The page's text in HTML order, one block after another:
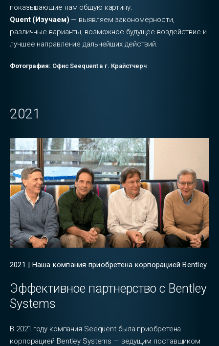
показывающие нам общую картину.
Quent (Изучаем) — выявляем закономерности,
различные варианты, возможное будущее воздействие и
лучшее направление дальнейших действий.
Фотография: Офис Seequent в г. Крайстчерч
2021
2021 | Наша компания приобретена корпорацией Bentley
Эффективное партнерство с Bentley
Systems
В 2021 году компания Seequent была приобретена
корпорацией Bentley Systems — ведущим поставщиком